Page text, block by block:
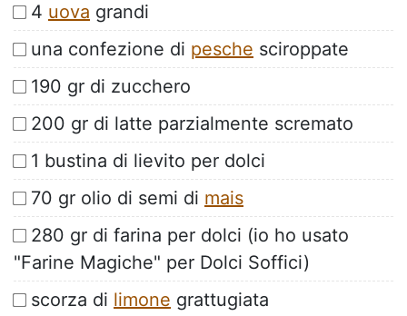
4 uova grandi
una confezione di pesche sciroppate
190 gr di zucchero
200 gr di latte parzialmente scremato
1 bustina di lievito per dolci
70 gr olio di semi di mais
280 gr di farina per dolci (io ho usato
"Farine Magiche" per Dolci Soffici)
scorza di limone grattugiata